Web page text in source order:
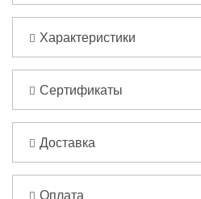
Характеристики
Сертификаты
Доставка
Оплата